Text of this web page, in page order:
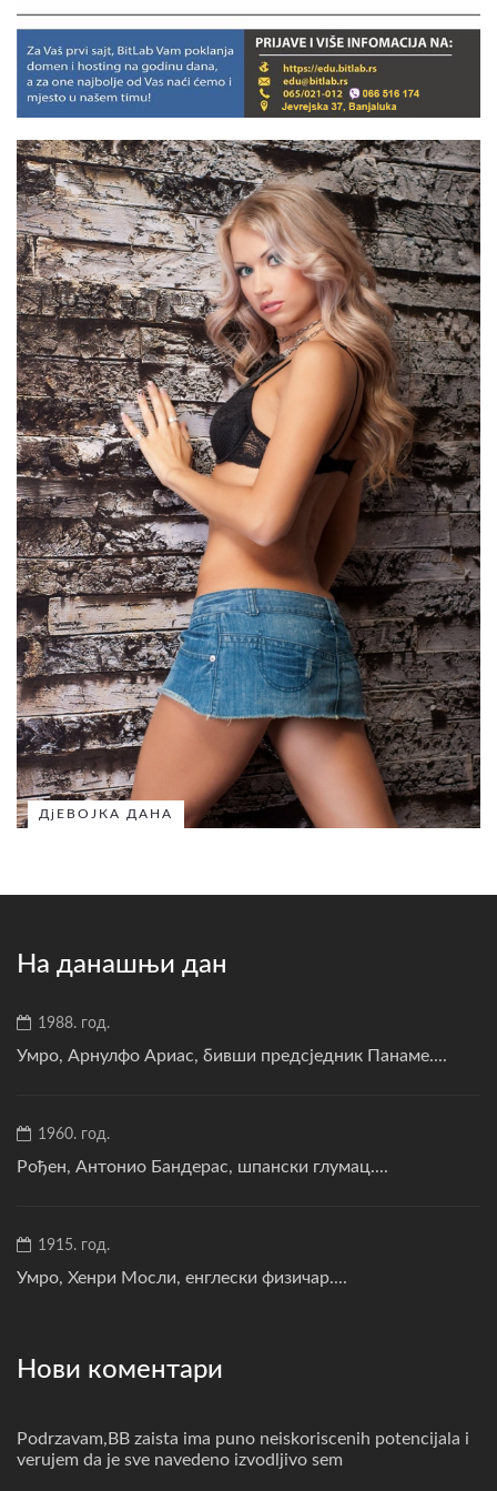
ДјЕВОЈКА ДАНА
На данашњи дан
1988. год.
Умро, Арнулфо Ариас, бивши предсједник Панаме....
1960. год.
Рођен, Антонио Бандерас, шпански глумац....
1915. год.
Умро, Хенри Мосли, енглески физичар....
Нови коментари
Podrzavam,BB zaista ima puno neiskoriscenih potencijala i
verujem da je sve navedeno izvodljivo sem